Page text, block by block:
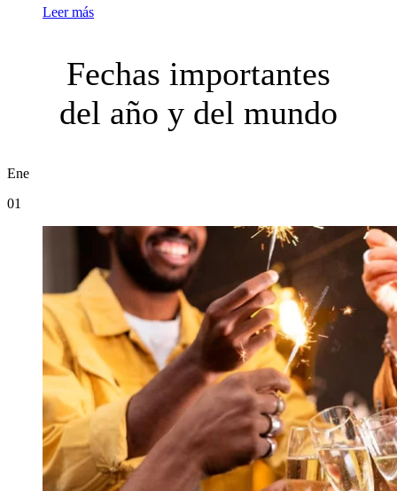
Leer más
Fechas importantes
del año y del mundo
Ene
01